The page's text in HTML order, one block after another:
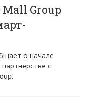
Group
о начале
с